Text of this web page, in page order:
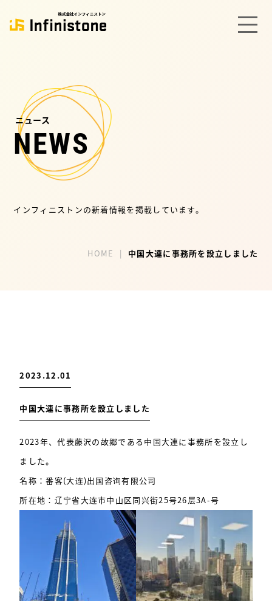
ニュース
NEWS
インフィニストンの新着情報を掲載しています。
HOME 中国大連に事務所を設立しました
2023.12.01
中国大連に事務所を設立しました
2023年、代表藤沢の故郷である中国大連に事務所を設立し
ました。
名称：番客(大连)出国咨询有限公司
所在地：辽宁省大连市中山区同兴街25号26层3A-号